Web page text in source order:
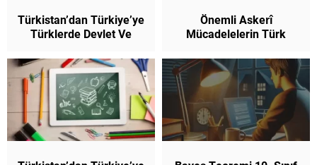
Türkistan’dan Türkiye’ye
Türklerde Devlet Ve
Sınıf Tarih
Önemli Askerî
Mücadelelerin Türk
10. Sınıf Tarih (Yeni
Müfredat)